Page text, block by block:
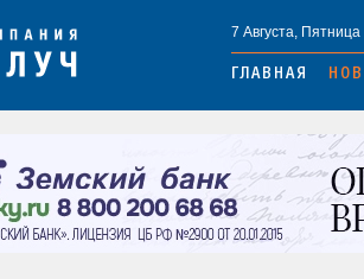
7 Августа, Пятница
ГЛАВНАЯ